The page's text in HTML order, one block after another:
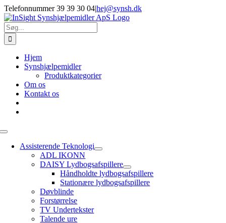
Skip
to
content
Telefonnummer 39 39 30 04|hej@synsh.dk
Søg
efter:
Hjem
Synshjælpemidler
Produktkategorier
Om os
Kontakt os
Toggle
NavigationAssisterende Teknologi
ADL IKONN
DAISY Lydbogsafspillere
Håndholdte lydbogsafspillere
Stationære lydbogsafspillere
Døvblinde
Forstørrelse
TV Undertekster
Talende ure